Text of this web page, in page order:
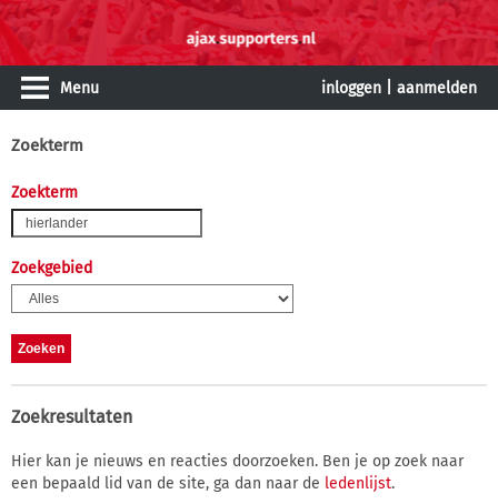
Menu inloggen aanmelden
Zoekterm
Zoekterm
Zoekgebied
Zoekresultaten
Hier kan je nieuws en reacties doorzoeken. Ben je op zoek naar
een bepaald lid van de site, ga dan naar de ledenlijst.